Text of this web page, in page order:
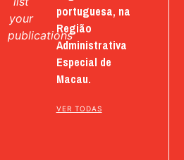
your
publications
portuguesa, na
Região
Administrativa
Especial de
Macau.
VER TODAS